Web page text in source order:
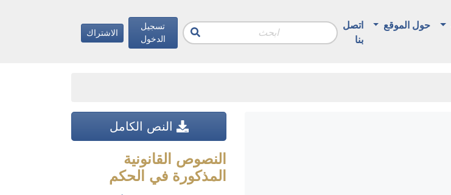
حول الموقع
اتصل
بنا
تسجيل
الدخول
الاشتراك
النص الكامل
النصوص القانونية
المذكورة في الحكم